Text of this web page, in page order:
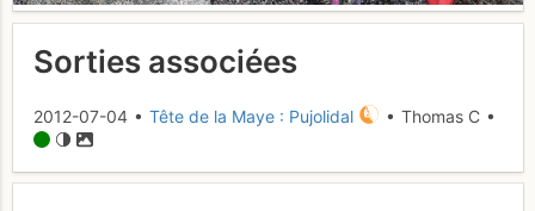
Sorties associées
2012-07-04 • Tête de la Maye : Pujolidal • Thomas C •